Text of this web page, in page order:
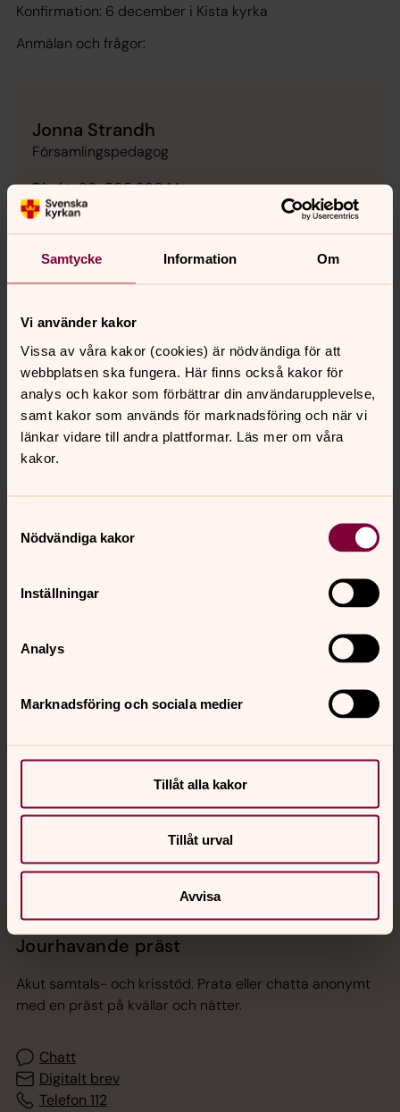
Samtycke Information Om
Vi använder kakor
Vissa av våra kakor (cookies) är nödvändiga för att
webbplatsen ska fungera. Här finns också kakor för
analys och kakor som förbättrar din användarupplevelse,
samt kakor som används för marknadsföring och när vi
länkar vidare till andra plattformar. Läs mer om våra
kakor.
Nödvändiga kakor
Inställningar
Analys
Marknadsföring och sociala medier
Tillåt alla kakor
Tillåt urval
Avvisa
Konfirmation: 6 december i Kista kyrka
Anmälan och frågor:
Jonna Strandh
Församlingspedagog
Direkt:08-505 990 14
E-post:jonna.strandh@svenskakyrkan.se
Senast ändrad 25 juni 2026
Synpunkter eller frågor på sidans
innehåll?
spanga-kista.forsamling@svenskakyrkan.se
Dela
Kontakt
Sociala kanaler
Jourhavande präst
Akut samtals- och krisstöd. Prata eller chatta anonymt
med en präst på kvällar och nätter.
Chatt
Digitalt brev
Telefon 112